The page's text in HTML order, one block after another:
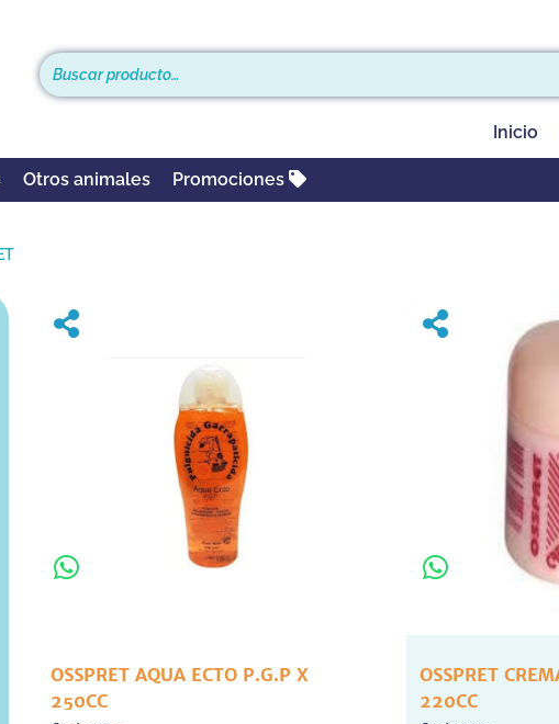
Inicio
Otros animales Promociones
OSSPRET AQUA ECTO P.G.P X
250CC
OSSPRET
220CC